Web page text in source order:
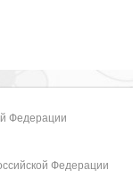
Федерации
Федерации